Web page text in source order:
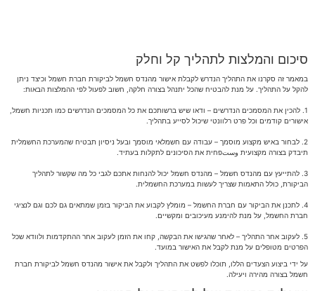
סיכום והמלצות לתהליך קל וחלק
במאמר זה סקרנו את התהליך הנדרש לקבלת אישור מהנדס חשמל לביקורת חברת חשמל וכיצד ניתן
להקל על התהליך. על מנת להבטיח שהכל יתנהל בצורה חלקה, חשוב לפעול לפי ההמלצות הבאות:
1. להכין את המסמכים הנדרשים – ודאו שיש ברשותכם את כל המסמכים הנדרשים כמו תכניות חשמל,
אישורים קודמים וכל פרט רלוונטי שיכול לסייע בתהליך.
2. לבחור באיש מקצוע מוסמך – עבודה עם חשמלאי מוסמך ובעל ניסיון תבטיח שהמערכת החשמלית
תיבדק בצורה מקצועית وستפחית את הסיכונים לתקלות בעתיד.
3. להתייעץ עם מהנדס חשמל – מהנדס חשמל יכול להנחות אתכם לגבי כל מה שקשור לתהליך
הביקורת, כולל התאמות שצריך לעשות במערכת החשמלית.
4. לתכנן את הביקור עם חברת החשמל – מומלץ לקבוע את הביקור בזמן שמתאים גם לכם וגם לנציגי
חברת החשמל, על מנת להימנע מעיכובים ומקשיים.
5. לעקוב אחר התהליך – לאחר שהגישו את הבקשה, קחו את הזמן לעקוב אחר ההתקדמות ולוודא שכל
הפרטים מטופלים על מנת לקבל את האישור במועד.
על ידי ביצוע הצעדים הללו, תוכלו לפשט את התהליך ולקבל את אישור מהנדס חשמל לביקורת חברת
חשמל בצורה מהירה ויעילה.